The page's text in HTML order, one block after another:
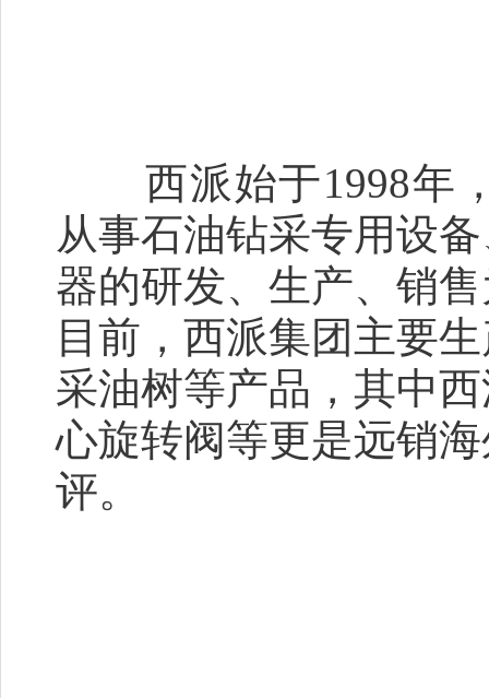
西派始于1998年，
从事石油钻采专用设
器的研发、生产、销
目前，西派集团主要
采油树等产品，其中
心旋转阀等更是远销
评。